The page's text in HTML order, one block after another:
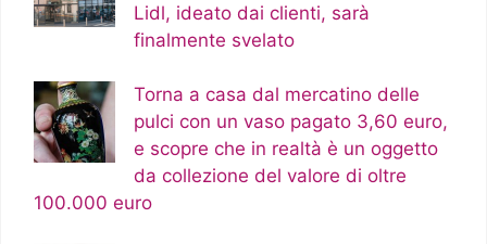
Lidl, ideato dai clienti, sarà
finalmente svelato
Torna a casa dal mercatino delle
pulci con un vaso pagato 3,60 euro,
e scopre che in realtà è un oggetto
da collezione del valore di oltre
100.000 euro